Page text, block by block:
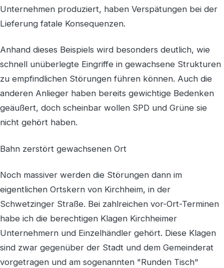
Unternehmen produziert, haben Verspätungen bei der
Lieferung fatale Konsequenzen.
Anhand dieses Beispiels wird besonders deutlich, wie
schnell unüberlegte Eingriffe in gewachsene Strukturen
zu empfindlichen Störungen führen können. Auch die
anderen Anlieger haben bereits gewichtige Bedenken
geäußert, doch scheinbar wollen SPD und Grüne sie
nicht gehört haben.
Bahn zerstört gewachsenen Ort
Noch massiver werden die Störungen dann im
eigentlichen Ortskern von Kirchheim, in der
Schwetzinger Straße. Bei zahlreichen vor-Ort-Terminen
habe ich die berechtigen Klagen Kirchheimer
Unternehmern und Einzelhändler gehört. Diese Klagen
sind zwar gegenüber der Stadt und dem Gemeinderat
vorgetragen und am sogenannten "Runden Tisch"